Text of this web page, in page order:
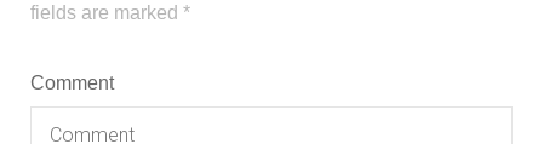
fields are marked *
Comment